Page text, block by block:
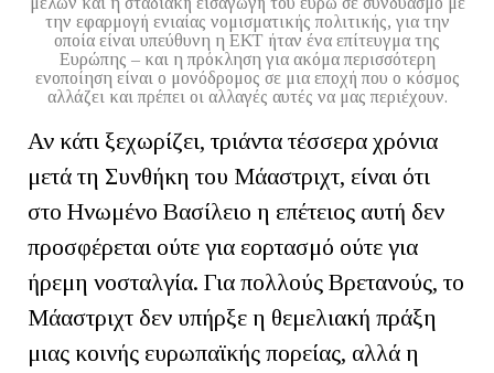
την εφαρμογή ενιαίας νομισματικής πολιτικής, για την
οποία είναι υπεύθυνη η ΕΚΤ ήταν ένα επίτευγμα της
Ευρώπης – και η πρόκληση για ακόμα περισσότερη
ενοποίηση είναι ο μονόδρομος σε μια εποχή που ο κόσμος
αλλάζει και πρέπει οι αλλαγές αυτές να μας περιέχουν.
Αν κάτι ξεχωρίζει, τριάντα τέσσερα χρόνια
μετά τη Συνθήκη του Μάαστριχτ, είναι ότι
στο Ηνωμένο Βασίλειο η επέτειος αυτή δεν
προσφέρεται ούτε για εορτασμό ούτε για
ήρεμη νοσταλγία. Για πολλούς Βρετανούς, το
Μάαστριχτ δεν υπήρξε η θεμελιακή πράξη
μιας κοινής ευρωπαϊκής πορείας, αλλά η